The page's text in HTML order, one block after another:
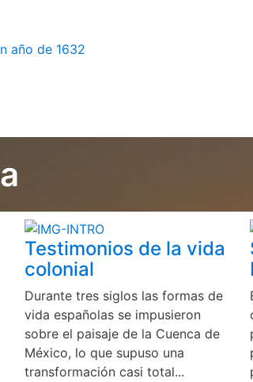
año de 1632
Testimonios de la vida
colonial
Durante tres siglos las formas de
vida españolas se impusieron
sobre el paisaje de la Cuenca de
México, lo que supuso una
transformación casi total...